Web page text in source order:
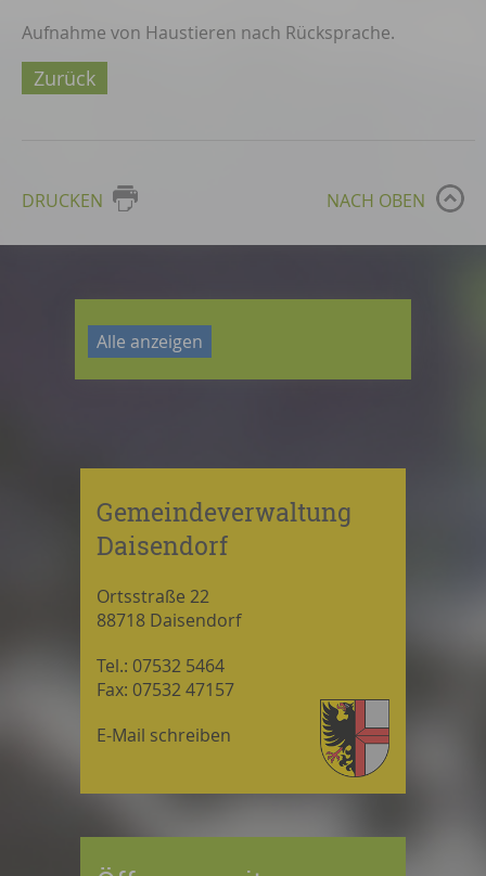
Aufnahme von Haustieren nach Rücksprache.
Zurück
DRUCKEN NACH OBEN
Alle anzeigen
Gemeindeverwaltung
Daisendorf
Ortsstraße 22
88718 Daisendorf
Tel.: 07532 5464
Fax: 07532 47157
E-Mail schreiben